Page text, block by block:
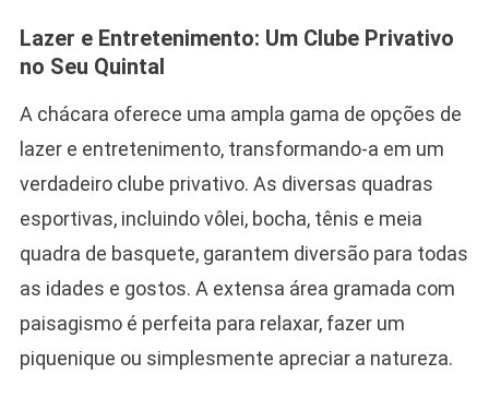
Lazer e Entretenimento: Um Clube Privativo
no Seu Quintal
A chácara oferece uma ampla gama de opções de
lazer e entretenimento, transformando-a em um
verdadeiro clube privativo. As diversas quadras
esportivas, incluindo vôlei, bocha, tênis e meia
quadra de basquete, garantem diversão para todas
as idades e gostos. A extensa área gramada com
paisagismo é perfeita para relaxar, fazer um
piquenique ou simplesmente apreciar a natureza.